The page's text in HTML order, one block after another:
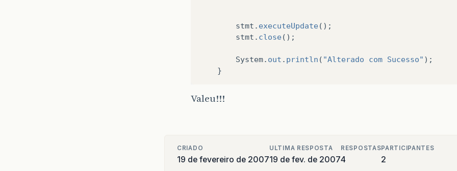
stmt . executeUpdate();
stmt . close();
System. out . println ( "Alterado com Sucesso" );
}
Valeu!!!
CRIADO
19 de fevereiro de 2007
ULTIMA RESPOSTA
19 de fev. de 2007
RESPOSTAS
4
PARTICIPANTES
2